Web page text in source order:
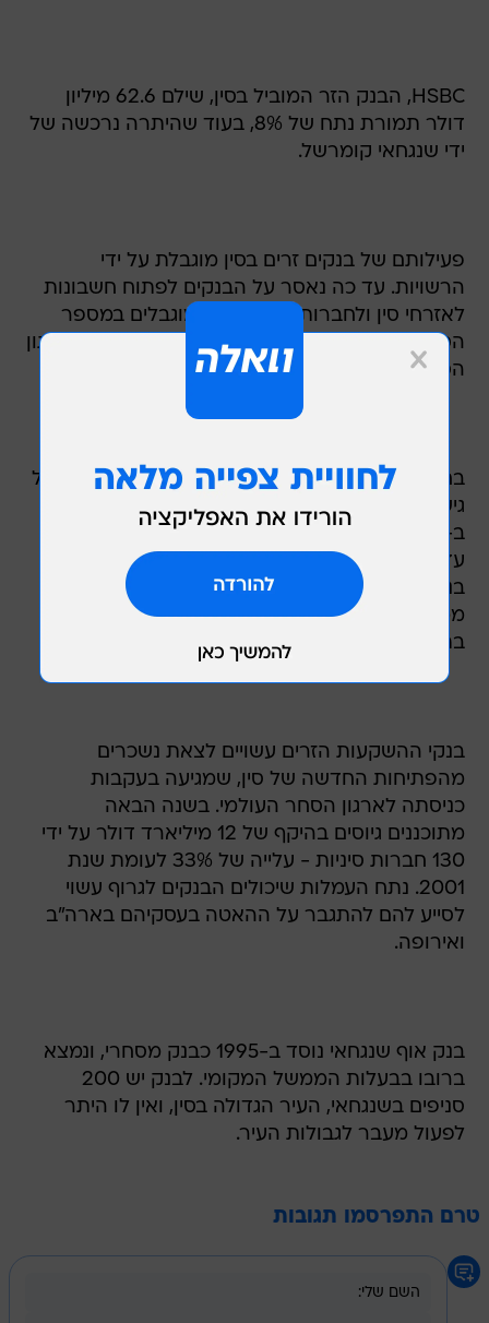
HSBC, הבנק הזר המוביל בסין, שילם 62.6 מיליון
דולר תמורת נתח של 8%, בעוד שהיתרה נרכשה של
ידי שנגחאי קומרשל.
פעילותם של בנקים זרים בסין מוגבלת על ידי
הרשויות. עד כה נאסר על הבנקים לפתוח חשבונות
לאזרחי סין ולחברות סיניות, והם מוגבלים במספר
הסניפים שהם פותחים. בעקבות הצטרפות סין לארגון
הסחר העולמי צפויה הקלה בתקנות אלה.
בחודש החולף אישרה סין לבנקי השקעות זרים לקבל
גישה חופשית יותר לשוק ההון שלה, ששוויו מוערך
ב-560 מיליארד דולר. הבנקים הזרים יורשו להחזיק
עד 33% במיזמים מקומיים, וכך יוכלו להשתתף
בניהול מכירת מניות ואג"ח מקומיות. בנוסף, העניקה
ממשלת סין רשיונות לחברות ביטוח זרות לפעול
בתחומה.
בנקי ההשקעות הזרים עשויים לצאת נשכרים
מהפתיחות החדשה של סין, שמגיעה בעקבות
כניסתה לארגון הסחר העולמי. בשנה הבאה
מתוכננים גיוסים בהיקף של 12 מיליארד דולר על ידי
130 חברות סיניות - עלייה של 33% לעומת שנת
2001. נתח העמלות שיכולים הבנקים לגרוף עשוי
לסייע להם להתגבר על ההאטה בעסקיהם בארה"ב
ואירופה.
בנק אוף שנגחאי נוסד ב-1995 כבנק מסחרי, ונמצא
ברובו בבעלות הממשל המקומי. לבנק יש 200
סניפים בשנגחאי, העיר הגדולה בסין, ואין לו היתר
לפעול מעבר לגבולות העיר.
טרם התפרסמו תגובות